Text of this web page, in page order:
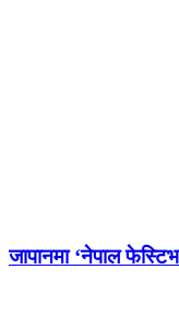
जापानमा ‘नेपाल